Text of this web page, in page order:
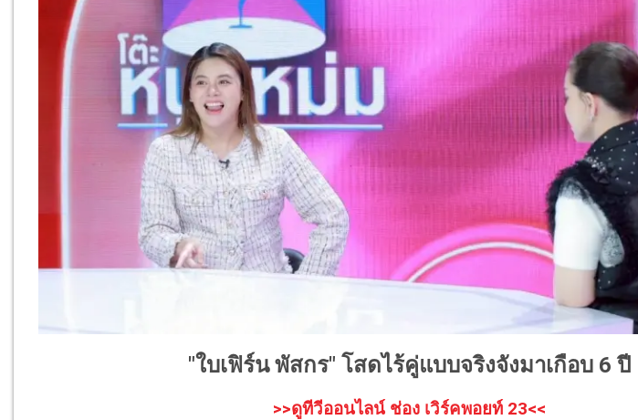
"ใบเฟิร์น พัสกร" โสดไร้คู่แบบจริงจังมาเกือบ 6 ปี
>>ดูทีวีออนไลน์ ช่อง เวิร์คพอยท์ 23<<